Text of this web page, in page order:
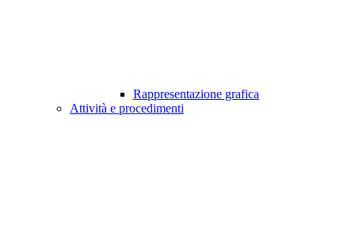
Rappresentazione grafica
Attività e procedimenti